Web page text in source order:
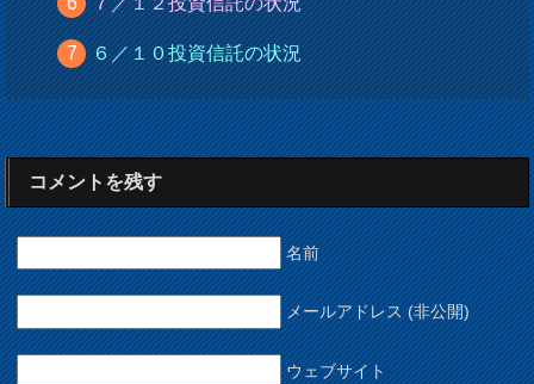
６／１０投資信託の状況
コメントを残す
名前
メールアドレス (非公開)
ウェブサイト